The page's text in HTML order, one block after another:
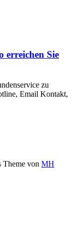
erreichen Sie
zu
Email Kontakt,
von MH